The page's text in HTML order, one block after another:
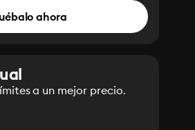
ahora
a un mejor precio.